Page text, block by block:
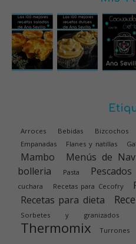
Arroces Bebidas Bizcochos
Empanadas Flanes y natillas
Mambo Menús de
bolleria
Pasta Pescados
cuchara
Recetas para Cecofry
Recetas para dieta
Sorbetes y granizados
Thermomix Turrones